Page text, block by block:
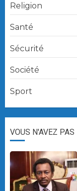
Religion
Santé
Sécurité
Société
Sport
VOUS N'AVEZ PAS